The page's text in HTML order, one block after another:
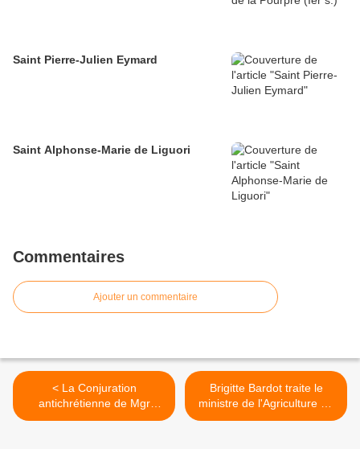
Saint Pierre-Julien Eymard
Saint Alphonse-Marie de Liguori
Commentaires
Ajouter un commentaire
< La Conjuration
antichrétienne de Mgr
Delassus (1910), Livre II
Brigitte Bardot traite le
ministre de l'Agriculture de
"connard" >